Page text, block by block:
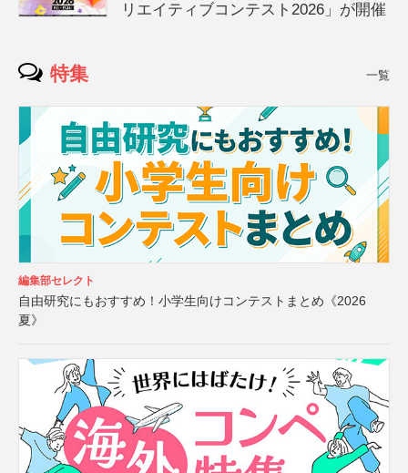
リエイティブコンテスト2026」が開催
特集 一覧
編集部セレクト
自由研究にもおすすめ！小学生向けコンテストまとめ《2026
夏》